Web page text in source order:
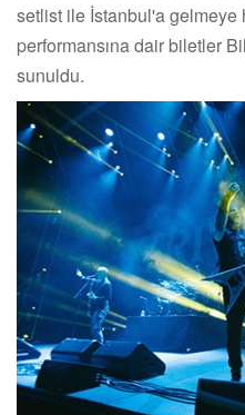
setlist ile İstanbul'a gelmeye
performansına dair biletler
sunuldu.